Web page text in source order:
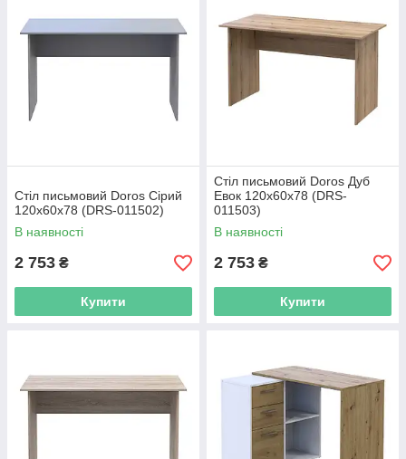
Стіл письмовий Doros Сірий
120х60х78 (DRS-011502)
В наявності
2 753 ₴
Купити
Стіл письмовий Doros Дуб
Евок 120х60х78 (DRS-
011503)
В наявності
2 753 ₴
Купити